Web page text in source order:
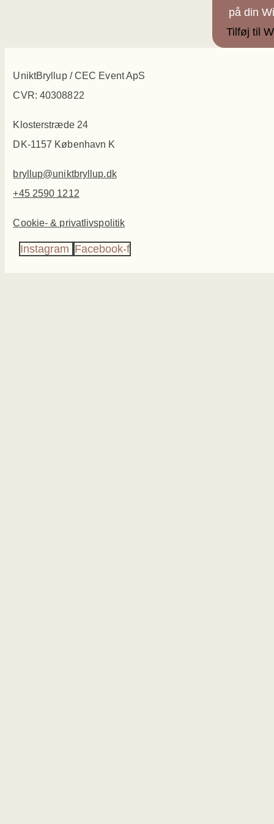
på din
Tilføj til
UniktBryllup / CEC Event ApS
CVR: 40308822
Klosterstræde 24
DK-1157 København K
bryllup@uniktbryllup.dk
+45 2590 1212
Cookie- & privatlivspolitik
Instagram Facebook-f